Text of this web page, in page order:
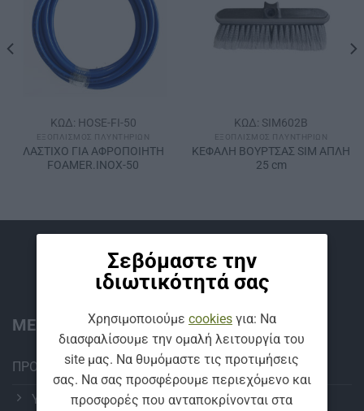
Σεβόμαστε την
ιδιωτικότητά σας
Χρησιμοποιούμε cookiesγια: Να
διασφαλίσουμε την ομαλή λειτουργία του
site μας. Να θυμόμαστε τις προτιμήσεις
σας. Να σας προσφέρουμε περιεχόμενο και
προσφορές που ανταποκρίνονται στα
ΚΩΔ: HOSE-FI-50
ΕΞΟΠΛΙΣΜΌΣ ΠΛΥΝΤΗΡΊΩΝ
ΛΑΣΤΙΧΟ ΓΙΑ ΑΦΡΟΠΟΙΗΤΗ
FOAMER.INOX-50
ΚΩΔ: SIM602B
ΕΞΟΠΛΙΣΜΌΣ ΠΛΥΝΤΗΡΊΩΝ
ΚΕΦΑΛΗ ΒΟΥΡΤΣΑΣ SΙΜ ΑΠΛΗ
25 cm
Βρείτε μας
ΜΕΝΟΥ:
ΠΡΟΪΟΝΤΑ
ΥΑΛΟΚΑΘΑΡΙΣΤΗΡΕΣ